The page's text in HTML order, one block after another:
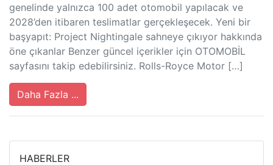
genelinde yalnızca 100 adet otomobil yapılacak ve
2028’den itibaren teslimatlar gerçekleşecek. Yeni bir
başyapıt: Project Nightingale sahneye çıkıyor hakkında
öne çıkanlar Benzer güncel içerikler için OTOMOBİL
sayfasını takip edebilirsiniz. Rolls-Royce Motor […]
Daha Fazla ...
HABERLER